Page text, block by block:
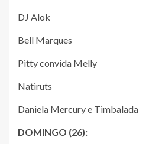
DJ Alok
Bell Marques
Pitty convida Melly
Natiruts
Daniela Mercury e Timbalada
DOMINGO (26):